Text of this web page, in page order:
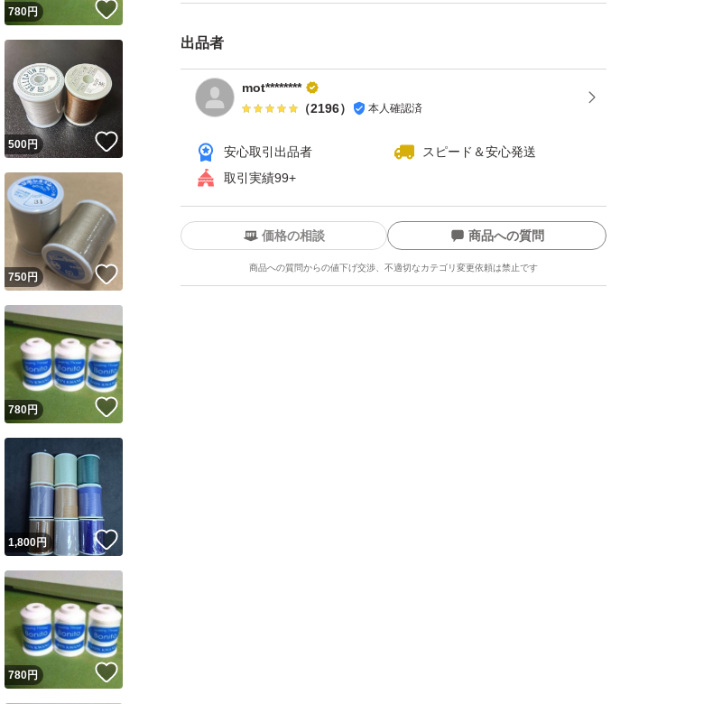
出品者
mot********
（2196） 本人確認済
安心取引出品者
スピード＆安心発送
取引実績99+
価格の相談 商品への質問
商品への質問からの値下げ交渉、不適切なカテゴリ変更依頼は禁止です
いね！
780円
いね！
500円
いね！
750円
ね！
780円
いね！
1,800円
ね！
780円